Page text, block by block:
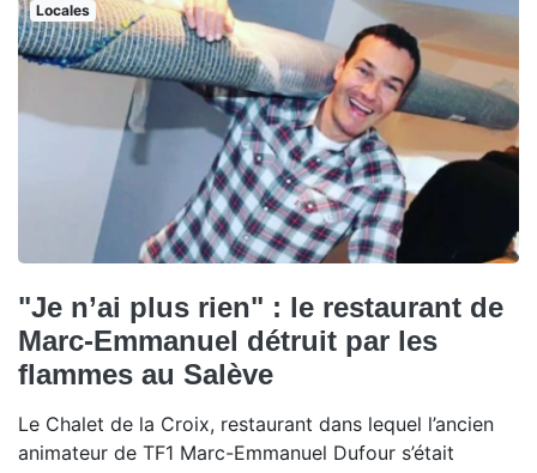
Locales
"Je n’ai plus rien" : le restaurant de
Marc-Emmanuel détruit par les
flammes au Salève
Le Chalet de la Croix, restaurant dans lequel l’ancien
animateur de TF1 Marc-Emmanuel Dufour s’était